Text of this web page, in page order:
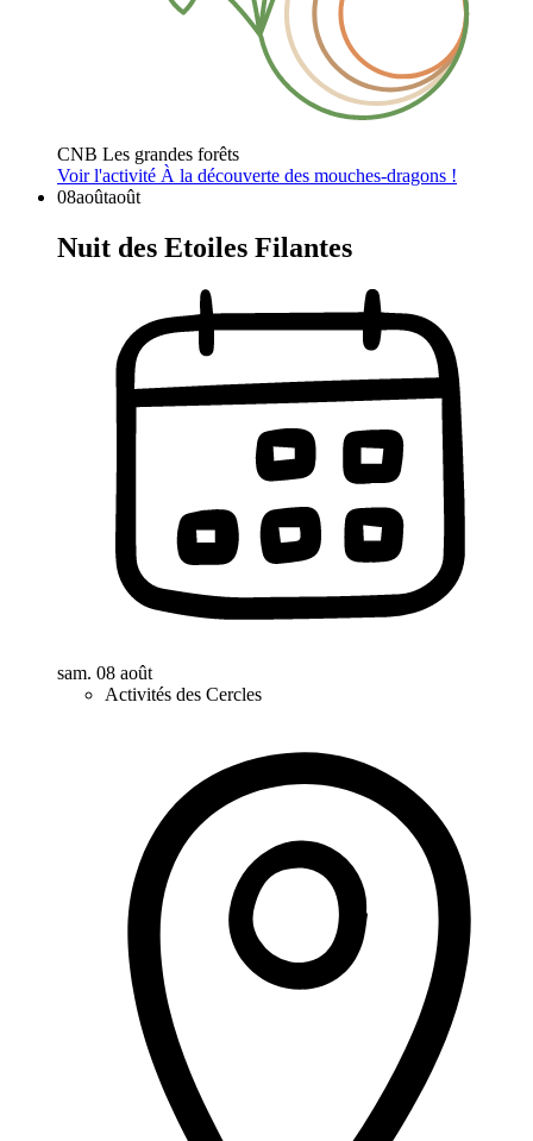
CNB Les grandes forêts
Voir l'activité À la découverte des mouches-dragons !
08aoûtaoût
Nuit des Etoiles Filantes
sam. 08 août
Activités des Cercles